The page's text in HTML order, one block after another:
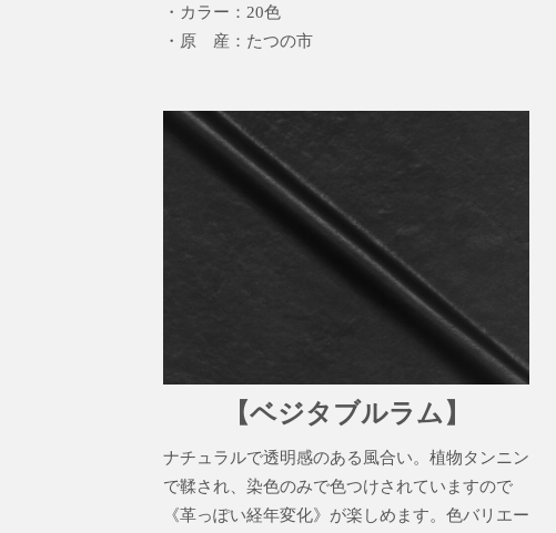
・カラー：20色
・原 産：たつの市
【ベジタブルラム】
ナチュラルで透明感のある風合い。植物タンニン
で鞣され、染色のみで色つけされていますので
《革っぽい経年変化》が楽しめます。色バリエー